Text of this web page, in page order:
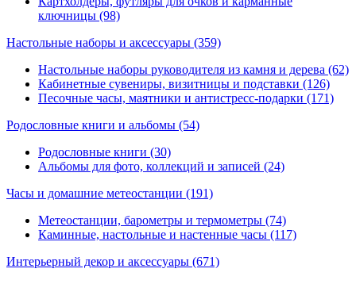
ключницы (98)
Настольные наборы и аксессуары (359)
Настольные наборы руководителя из камня и дерева (62)
Кабинетные сувениры, визитницы и подставки (126)
Песочные часы, маятники и антистресс-подарки (171)
Родословные книги и альбомы (54)
Родословные книги (30)
Альбомы для фото, коллекций и записей (24)
Часы и домашние метеостанции (191)
Метеостанции, барометры и термометры (74)
Каминные, настольные и настенные часы (117)
Интерьерный декор и аксессуары (671)